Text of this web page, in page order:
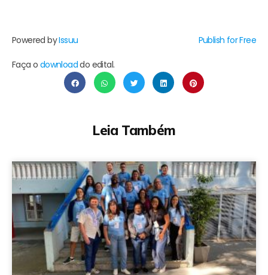
Powered byIssuu Publish for Free
Faça o downloaddo edital.
Leia Também